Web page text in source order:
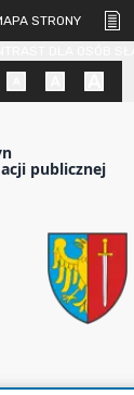
STRONY
publicznej